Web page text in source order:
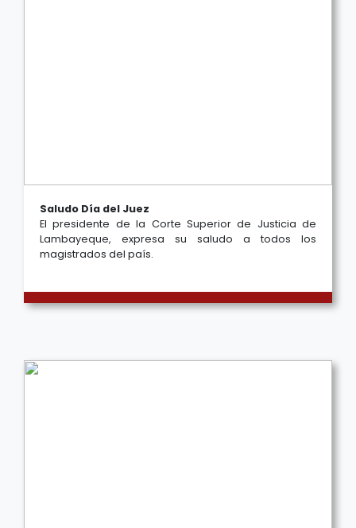
Saludo Día del Juez
El presidente de la Corte Superior de Justicia de
Lambayeque, expresa su saludo a todos los
magistrados del país.